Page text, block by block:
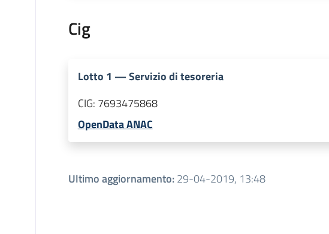
Cig
Lotto 1 —Servizio di tesoreria
CIG: 7693475868
OpenData ANAC
Ultimo aggiornamento:29-04-2019, 13:48